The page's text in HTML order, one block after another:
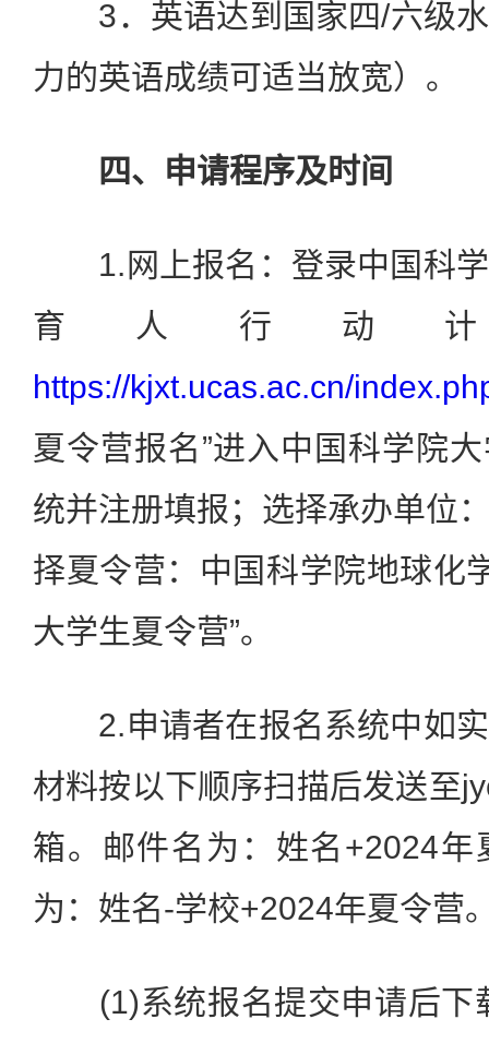
3．英语达到国家四/六级水
力的英语成绩可适当放宽）。
四、申请程序及时间
1.网上报名：登录中国科学
育人行动
https://kjxt.ucas.ac.cn/
夏令营报名”进入中国科学院
统并注册填报；选择承办单位
择夏令营：中国科学院地球化
大学生夏令营”。
2.申请者在报名系统中如实
材料按以下顺序扫描后发送至
箱。邮件名为：姓名+2024
为：姓名-学校+2024年夏令营
(1)系统报名提交申请后下